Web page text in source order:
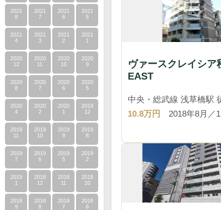
2021
8
2021
7
2021
6
2021
5
2021
4
2021
3
2021
2
2021
1
2020
12
2020
11
2020
10
2020
9
2020
8
2020
7
2020
6
2020
5
2020
4
2020
2
2020
1
2019
12
2019
11
2019
10
2019
9
2019
8
2019
7
2019
6
2019
5
2019
2
2019
1
2018
12
2018
11
2018
10
2018
9
2018
8
2018
7
2018
6
ヴァースクレイシア
EAST
中央・総武線 浅草橋駅
10.8万円 2018年8月／